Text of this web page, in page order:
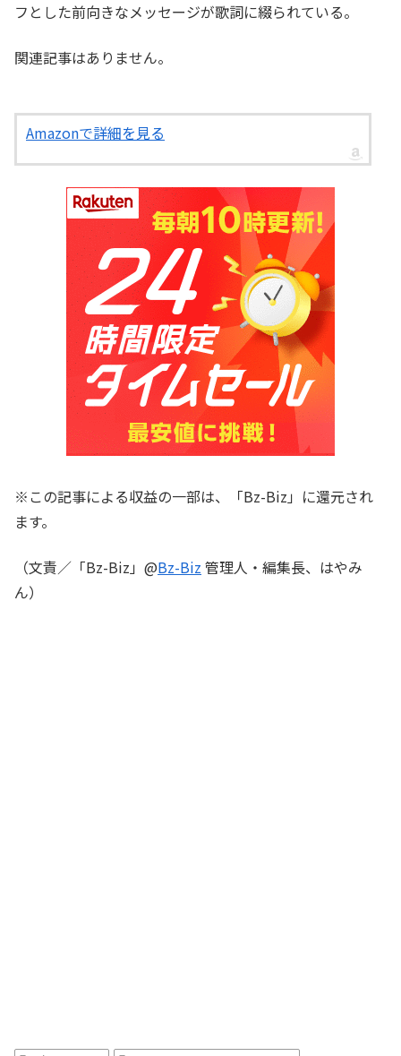
フとした前向きなメッセージが歌詞に綴られている。
関連記事はありません。
Amazonで詳細を見る
※この記事による収益の一部は、「Bz-Biz」に還元され
ます。
（文責／「Bz-Biz」@Bz-Biz 管理人・編集長、はやみ
ん）